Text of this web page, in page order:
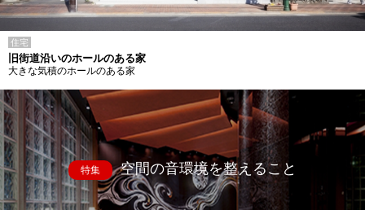
住宅
旧街道沿いのホールのある家
大きな気積のホールのある家
特集 空間の音環境を整えること